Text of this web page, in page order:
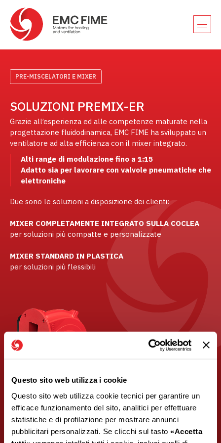
Questo sito web utilizza i cookie
Questo sito web utilizza cookie tecnici per garantire un
efficace funzionamento del sito, analitici per effettuare
statistiche e di profilazione per mostrare annunci
pubblicitari personalizzati. Se clicchi sul tasto «Accetta
PRE-MISCELATORI E MIXER
SOLUZIONI PREMIX-ER
Grazie all’esperienza ed alle competenze maturate nella
progettazione fluidodinamica, EMC FIME ha sviluppato un
ventilatore ad alta efficienza con il mixer integrato.
Alti range di modulazione fino a 1:15
Adatto sia per lavorare con valvole pneumatiche che
elettroniche
Due sono le soluzioni a disposizione dei clienti:
MIXER COMPLETAMENTE INTEGRATO SULLA COCLEA
per soluzioni più compatte e personalizzate
MIXER STANDARD IN PLASTICA
per soluzioni più flessibili